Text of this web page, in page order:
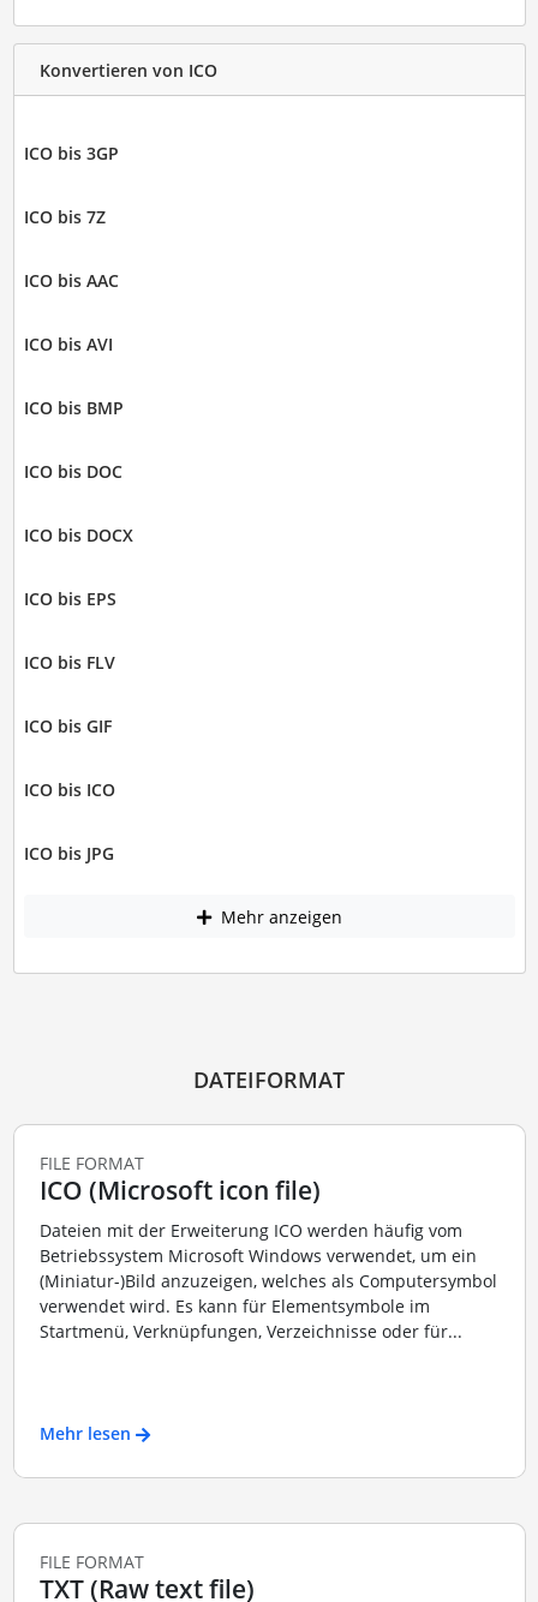
Konvertieren von ICO
ICO bis 3GP
ICO bis 7Z
ICO bis AAC
ICO bis AVI
ICO bis BMP
ICO bis DOC
ICO bis DOCX
ICO bis EPS
ICO bis FLV
ICO bis GIF
ICO bis ICO
ICO bis JPG
Mehr anzeigen
DATEIFORMAT
FILE FORMAT
ICO (Microsoft icon file)
Dateien mit der Erweiterung ICO werden häufig vom
Betriebssystem Microsoft Windows verwendet, um ein
(Miniatur-)Bild anzuzeigen, welches als Computersymbol
verwendet wird. Es kann für Elementsymbole im
Startmenü, Verknüpfungen, Verzeichnisse oder für...
Mehr lesen
FILE FORMAT
TXT (Raw text file)